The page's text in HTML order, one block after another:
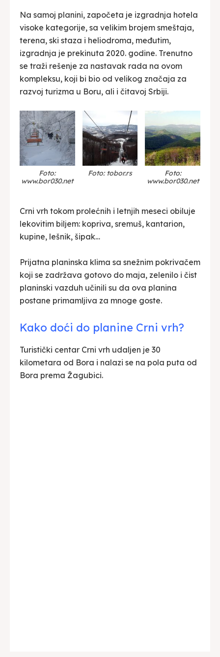
Na samoj planini, započeta je izgradnja hotela
visoke kategorije, sa velikim brojem smeštaja,
terena, ski staza i heliodroma, međutim,
izgradnja je prekinuta 2020. godine. Trenutno
se traži rešenje za nastavak rada na ovom
kompleksu, koji bi bio od velikog značaja za
razvoj turizma u Boru, ali i čitavoj Srbiji.
Foto:
www.bor030.net
Foto: tobor.rs
Foto:
www.bor030.net
Crni vrh tokom prolećnih i letnjih meseci obiluje
lekovitim biljem: kopriva, sremuš, kantarion,
kupine, lešnik, šipak…
Prijatna planinska klima sa snežnim pokrivačem
koji se zadržava gotovo do maja, zelenilo i čist
planinski vazduh učinili su da ova planina
postane primamljiva za mnoge goste.
Kako doći do planine Crni vrh?
Turistički centar Crni vrh udaljen je 30
kilometara od Bora i nalazi se na pola puta od
Bora prema Žagubici.